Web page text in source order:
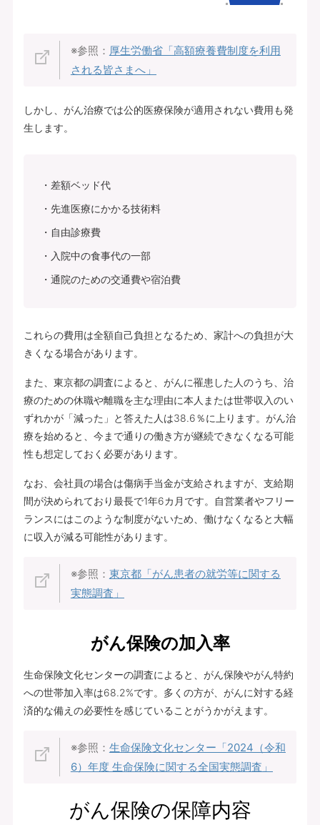
※参照： 厚生労働省「高額療養費制度を利用
される皆さまへ」
しかし、がん治療では公的医療保険が適用されない費用も発
生します。
差額ベッド代
先進医療にかかる技術料
自由診療費
入院中の食事代の一部
通院のための交通費や宿泊費
これらの費用は全額自己負担となるため、家計への負担が大
きくなる場合があります。
また、東京都の調査によると、がんに罹患した人のうち、治
療のための休職や離職を主な理由に本人または世帯収入のい
ずれかが「減った」と答えた人は38.6％に上ります。がん治
療を始めると、今まで通りの働き方が継続できなくなる可能
性も想定しておく必要があります。
なお、会社員の場合は傷病手当金が支給されますが、支給期
間が決められており最長で1年6カ月です。自営業者やフリー
ランスにはこのような制度がないため、働けなくなると大幅
に収入が減る可能性があります。
※参照： 東京都「がん患者の就労等に関する
実態調査」
がん保険の加入率
生命保険文化センターの調査によると、がん保険やがん特約
への世帯加入率は68.2%です。多くの方が、がんに対する経
済的な備えの必要性を感じていることがうかがえます。
※参照： 生命保険文化センター「2024（令和
6）年度 生命保険に関する全国実態調査」
がん保険の保障内容